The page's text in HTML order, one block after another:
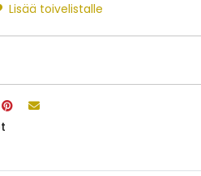
Lisää toivelistalle